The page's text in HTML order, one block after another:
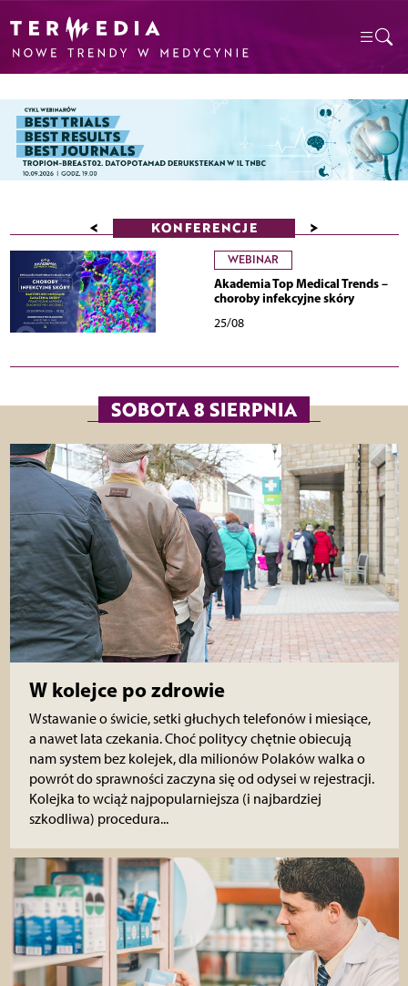
< KONFERENCJE >
WEBINAR
Akademia Top Medical Trends –
choroby infekcyjne skóry
25/08
SOBOTA 8 SIERPNIA
W kolejce po zdrowie
Wstawanie o świcie, setki głuchych telefonów i miesiące,
a nawet lata czekania. Choć politycy chętnie obiecują
nam system bez kolejek, dla milionów Polaków walka o
powrót do sprawności zaczyna się od odysei w rejestracji.
Kolejka to wciąż najpopularniejsza (i najbardziej
szkodliwa) procedura...